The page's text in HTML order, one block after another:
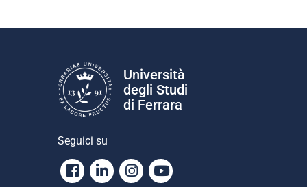
Università
degli Studi
di Ferrara
Seguici su
Facebook
LinkedinInstagram
Youtube